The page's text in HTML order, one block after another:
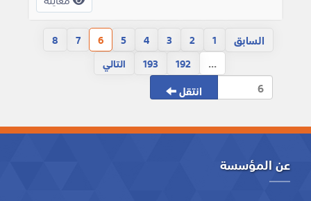
السابق 1
2
3
4
5
6
7
8
...
192
193 التالي
انتقل
عن المؤسسة